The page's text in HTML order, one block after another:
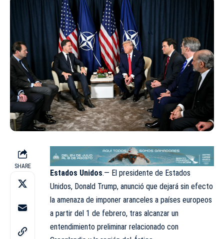
SHARE
Estados Unidos.— El presidente de Estados
Unidos, Donald Trump, anunció que dejará sin efecto
la amenaza de imponer aranceles a países europeos
a partir del 1 de febrero, tras alcanzar un
entendimiento preliminar relacionado con